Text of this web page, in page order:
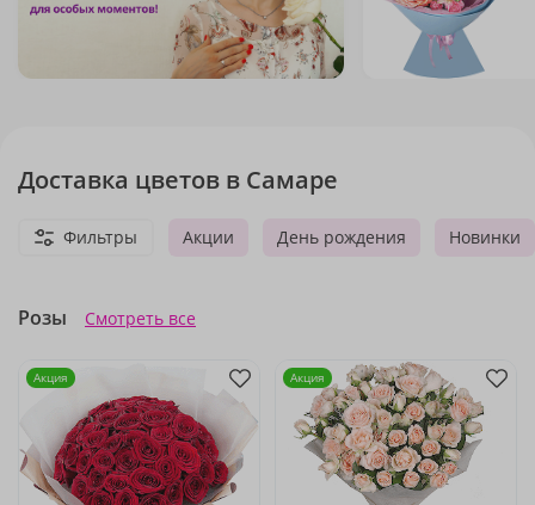
Доставка цветов в Самаре
Акции День рождения Новинки
Фильтры
Розы Смотреть все
Акция Акция